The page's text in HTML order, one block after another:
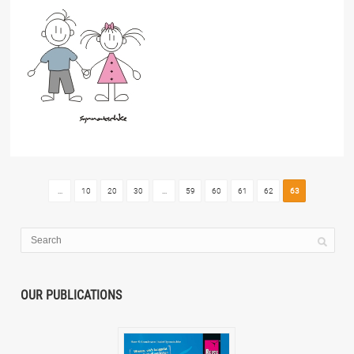
... 10 20 30 ... 59 60 61 62 63
OUR PUBLICATIONS